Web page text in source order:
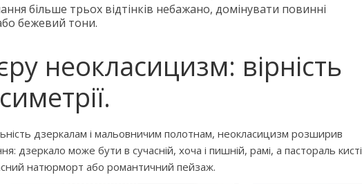
більше трьох відтінків небажано, домінувати повинні
бежевий тони.
неокласицизм: вірність
дзеркалам і мальовничим полотнам, неокласицизм розширив
дзеркало може бути в сучасній, хоча і пишній, рамі, а пастораль кисті
натюрморт або романтичний пейзаж.